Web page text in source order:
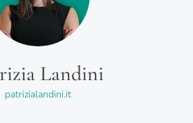
Landini
patrizialandini.it